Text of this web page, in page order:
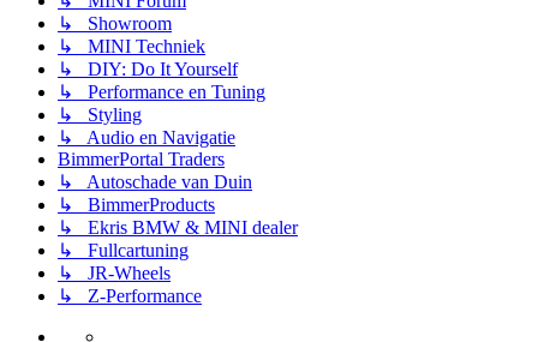
↳ Showroom
↳ MINI Techniek
↳ DIY: Do It Yourself
↳ Performance en Tuning
↳ Styling
↳ Audio en Navigatie
BimmerPortal Traders
↳ Autoschade van Duin
↳ BimmerProducts
↳ Ekris BMW & MINI dealer
↳ Fullcartuning
↳ JR-Wheels
↳ Z-Performance